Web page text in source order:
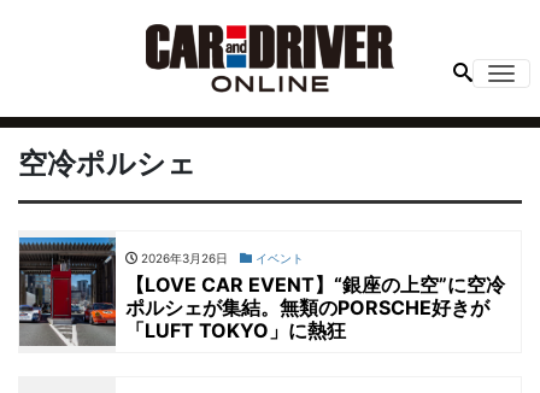
空冷ポルシェ
2026年3月26日 イベント
【LOVE CAR EVENT】“銀座の上空”に空冷
ポルシェが集結。無類のPORSCHE好きが
「LUFT TOKYO」に熱狂